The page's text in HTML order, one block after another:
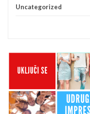
Uncategorized